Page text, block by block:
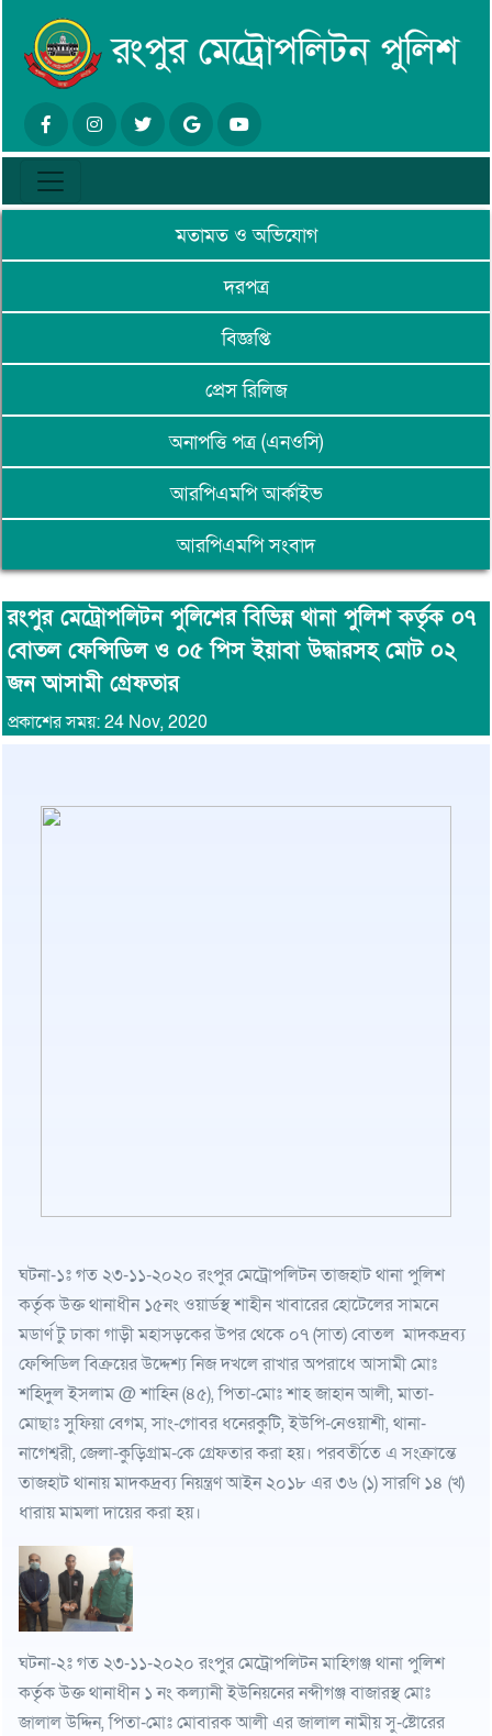
মতামত ও অভিযোগ
দরপত্র
বিজ্ঞপ্তি
প্রেস রিলিজ
অনাপত্তি পত্র (এনওসি)
আরপিএমপি আর্কাইভ
আরপিএমপি সংবাদ
রংপুর মেট্রোপলিটন পুলিশের বিভিন্ন থানা পুলিশ কর্তৃক ০৭
বোতল ফেন্সিডিল ও ০৫ পিস ইয়াবা উদ্ধারসহ মোট ০২
জন আসামী গ্রেফতার
প্রকাশের সময়: 24 Nov, 2020
ঘটনা-১ঃ গত ২৩-১১-২০২০ রংপুর মেট্রোপলিটন তাজহাট থানা পুলিশ
কর্তৃক উক্ত থানাধীন ১৫নং ওয়ার্ডস্থ শাহীন খাবারের হোটেলের সামনে
মডার্ণ টু ঢাকা গাড়ী মহাসড়কের উপর থেকে ০৭ (সাত) বোতল মাদকদ্রব্য
ফেন্সিডিল বিক্রয়ের উদ্দেশ্য নিজ দখলে রাখার অপরাধে আসামী মোঃ
শহিদুল ইসলাম @ শাহিন (৪৫), পিতা-মোঃ শাহ জাহান আলী, মাতা-
মোছাঃ সুফিয়া বেগম, সাং-গোবর ধনেরকুটি, ইউপি-নেওয়াশী, থানা-
নাগেশ্বরী, জেলা-কুড়িগ্রাম-কে গ্রেফতার করা হয়। পরবর্তীতে এ সংক্রান্তে
তাজহাট থানায় মাদকদ্রব্য নিয়ন্ত্রণ আইন ২০১৮ এর ৩৬ (১) সারণি ১৪ (খ)
ধারায় মামলা দায়ের করা হয়।
ঘটনা-২ঃ গত ২৩-১১-২০২০ রংপুর মেট্রোপলিটন মাহিগঞ্জ থানা পুলিশ
কর্তৃক উক্ত থানাধীন ১ নং কল্যানী ইউনিয়নের নব্দীগঞ্জ বাজারস্থ মোঃ
জালাল উদ্দিন, পিতা-মোঃ মোবারক আলী এর জালাল নামীয় সু-ষ্টোরের